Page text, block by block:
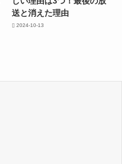
送と消えた理由
2024-10-13